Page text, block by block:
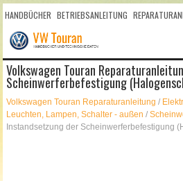
HANDBÜCHER BETRIEBSANLEITUNG
SUCHLAUF
Volkswagen Touran
Scheinwerferbefestigung
Volkswagen Touran Reparaturanleitung /
Leuchten, Lampen, Schalter - außen /
Instandsetzung der Scheinwerferbefestigung